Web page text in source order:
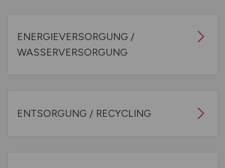
ENERGIEVERSORGUNG /
WASSERVERSORGUNG
ENTSORGUNG / RECYCLING